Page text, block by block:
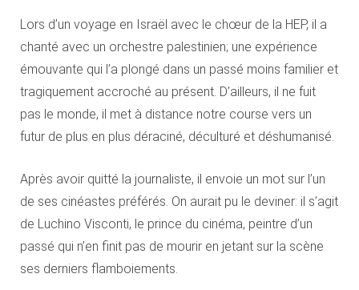
Lors d’un voyage en Israël avec le chœur de la HEP, il a
chanté avec un orchestre palestinien; une expérience
émouvante qui l’a plongé dans un passé moins familier et
tragiquement accroché au présent. D’ailleurs, il ne fuit
pas le monde, il met à distance notre course vers un
futur de plus en plus déraciné, déculturé et déshumanisé.
Après avoir quitté la journaliste, il envoie un mot sur l’un
de ses cinéastes préférés. On aurait pu le deviner: il s’agit
de Luchino Visconti, le prince du cinéma, peintre d’un
passé qui n’en finit pas de mourir en jetant sur la scène
ses derniers flamboiements.